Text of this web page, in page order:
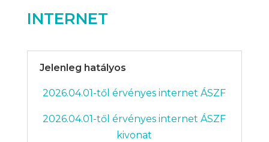
INTERNET
Jelenleg hatályos
2026.04.01-től érvényes internet ÁSZF
2026.04.01-től érvényes internet ÁSZF
kivonat